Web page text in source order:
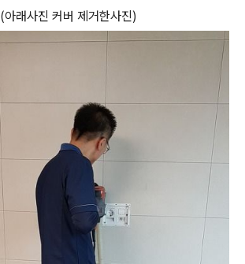
(아래사진 커버 제거한사진)